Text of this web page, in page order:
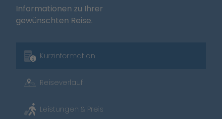
Informationen zu Ihrer
gewünschten Reise.
Kurzinformation
Reiseverlauf
Leistungen & Preis